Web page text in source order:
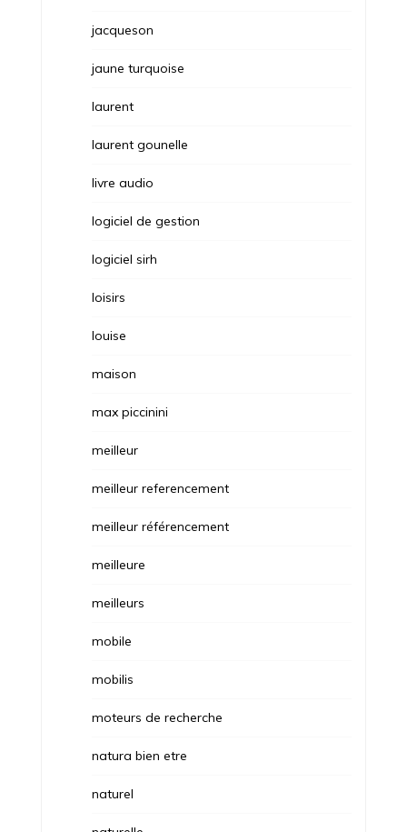
jacqueson
jaune turquoise
laurent
laurent gounelle
livre audio
logiciel de gestion
logiciel sirh
loisirs
louise
maison
max piccinini
meilleur
meilleur referencement
meilleur référencement
meilleure
meilleurs
mobile
mobilis
moteurs de recherche
natura bien etre
naturel